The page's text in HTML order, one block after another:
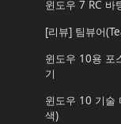
윈도우 7 RC 바
[리뷰] 팀뷰어
윈도우 10용 포
기
윈도우 10 기술
색)